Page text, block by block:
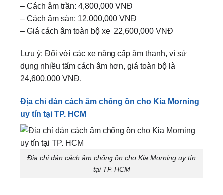
Đối với xe 7 chỗ (CUV/SUV):
– Cách âm 4 cánh cửa: 5,800,000 VNĐ
– Cách âm sàn: 12,000,000 VNĐ
– Giá cách âm toàn bộ xe: 22,600,000 VNĐ
dụng nhiều tấm cách âm hơn, giá toàn bộ là
24,600,000 VNĐ.
Địa chỉ dán cách âm chống ồn cho Kia Morning
uy tín tại TP. HCM